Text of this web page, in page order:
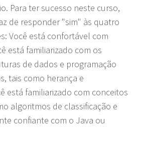
Para ter sucesso neste curso,
de responder "sim" às quatro
Você está confortável com
está familiarizado com os
de dados e programação
tais como herança e
está familiarizado com conceitos
algoritmos de classificação e
confiante com o Java ou